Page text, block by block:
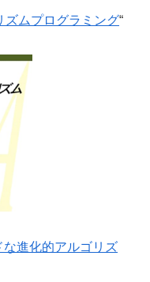
ズムプログラミング“
進化的アルゴリズ